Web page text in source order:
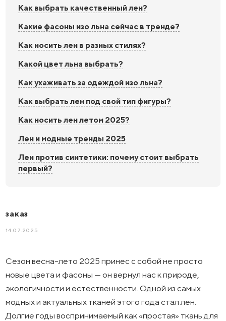
Как выбрать качественный лен?
Какие фасоны изо льна сейчас в тренде?
Как носить лен в разных стилях?
Какой цвет льна выбрать?
Как ухаживать за одеждой изо льна?
Как выбрать лен под свой тип фигуры?
Как носить лен летом 2025?
Лен и модные тренды 2025
Лен против синтетики: почему стоит выбрать
первый?
заказ
14.07.2025
Сезон весна-лето 2025 принес с собой не просто
новые цвета и фасоны — он вернул нас к природе,
экологичности и естественности. Одной из самых
модных и актуальных тканей этого года стал лен.
Долгие годы воспринимаемый как «простая» ткань для